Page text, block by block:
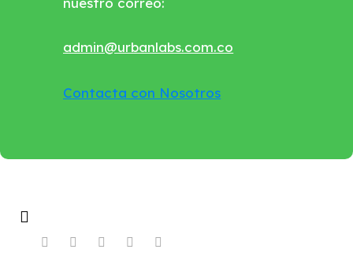
admin@urbanlabs.com.co
Contacta con Nosotros